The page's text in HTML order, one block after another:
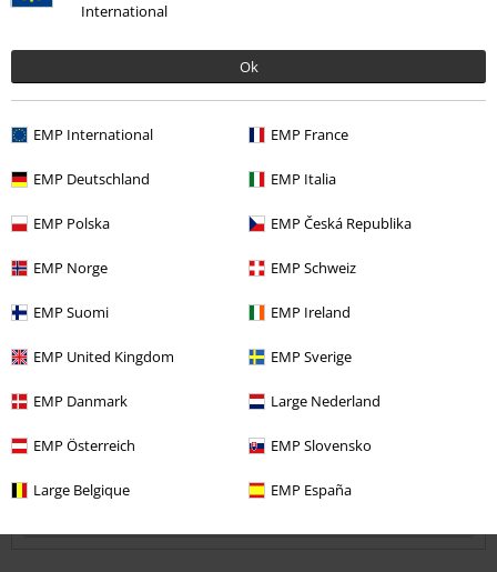
International
Ok
EMP International EMP France
EMP Deutschland EMP Italia
EMP Polska EMP Česká Republika
EMP Norge EMP Schweiz
EMP Suomi EMP Ireland
EMP United Kingdom EMP Sverige
EMP Danmark Large Nederland
EMP Österreich EMP Slovensko
Large Belgique EMP España
Kommentar jetzt abschicken!
Arslan K.
15 Bewertungen
Geschrieben am: Montag, 02.09.2024
Geil
War diese Bewertung hilfreich für dich?